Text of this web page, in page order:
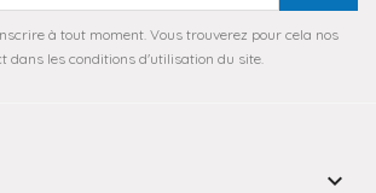
à tout moment. Vous trouverez pour cela nos
dans les conditions d'utilisation du site.
